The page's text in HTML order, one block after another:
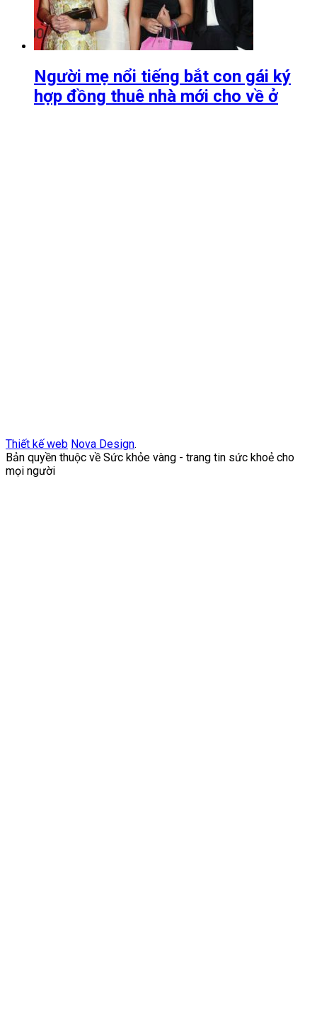
Người mẹ nổi tiếng bắt con gái ký
hợp đồng thuê nhà mới cho về ở
Thiết kế web Nova Design.
Bản quyền thuộc về Sức khỏe vàng - trang tin sức khoẻ cho
mọi người